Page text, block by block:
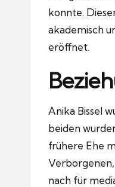
konnte.
akademisch
eröffnet.
Anika Bissel
beiden
frühere Ehe
nach für